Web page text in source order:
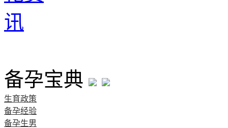
备孕宝典
生育政策
备孕经验
备孕生男